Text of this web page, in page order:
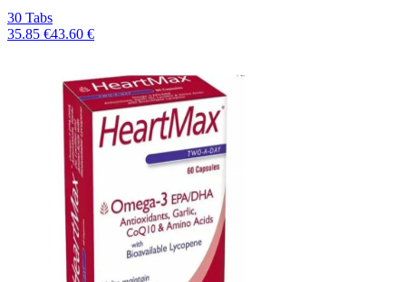
30 Tabs
35.85 €43.60 €